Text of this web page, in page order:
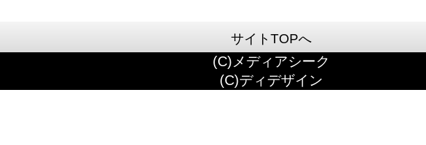
サイトTOPへ
(C)メディアシーク
(C)ディデザイン